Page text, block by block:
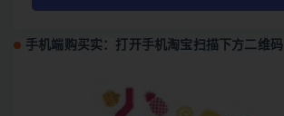
手机端购买实：打开手机淘宝扫描下方二维码